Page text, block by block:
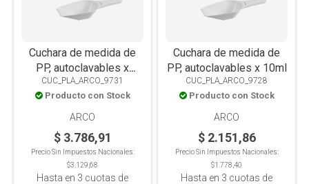
Cuchara de medida de
PP, autoclavables x
100ml
CUC_PLA_ARCO_9731
Producto con Stock
ARCO
$ 3.786,91
Precio Sin Impuestos Nacionales:
$3.129,68
Hasta en 3 cuotas de
Cuchara de medida de
PP, autoclavables x 10ml
CUC_PLA_ARCO_9728
Producto con Stock
ARCO
$ 2.151,86
Precio Sin Impuestos Nacionales:
$1.778,40
Hasta en 3 cuotas de